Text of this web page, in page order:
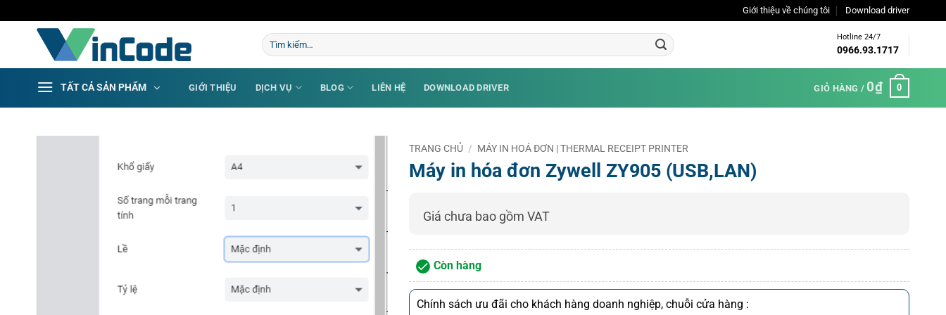
qua
Giới thiệu về chúng tôi Download driver
Tìm
kiếm:
Hotline 24/7
0966.93.1717
TẤT CẢ SẢN PHẨM GIỚI THIỆU DỊCH VỤ BLOG LIÊN HỆ DOWNLOAD DRIVER GIỎ HÀNG / 0₫ 0
TRANG CHỦ / MÁY IN HOÁ ĐƠN | THERMAL RECEIPT PRINTER
Máy in hóa đơn Zywell ZY905 (USB,LAN)
Giá chưa bao gồm VAT
Còn hàng
Chính sách ưu đãi cho khách hàng doanh nghiệp, chuỗi cửa hàng :